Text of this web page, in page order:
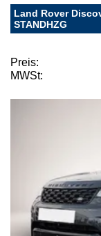
Land Rover
STANDHZG
Preis:
MWSt: